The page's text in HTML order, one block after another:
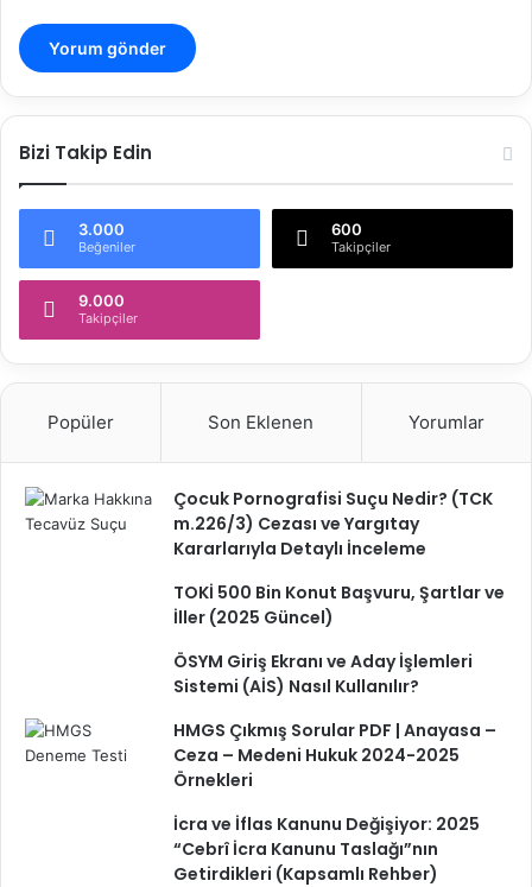
Bizi Takip Edin
3.000
Beğeniler
600
Takipçiler
9.000
Takipçiler
Popüler Son Eklenen Yorumlar
Çocuk Pornografisi Suçu Nedir? (TCK
m.226/3) Cezası ve Yargıtay
Kararlarıyla Detaylı İnceleme
TOKİ 500 Bin Konut Başvuru, Şartlar ve
İller (2025 Güncel)
ÖSYM Giriş Ekranı ve Aday İşlemleri
Sistemi (AİS) Nasıl Kullanılır?
HMGS Çıkmış Sorular PDF | Anayasa –
Ceza – Medeni Hukuk 2024-2025
Örnekleri
İcra ve İflas Kanunu Değişiyor: 2025
“Cebrî İcra Kanunu Taslağı”nın
Getirdikleri (Kapsamlı Rehber)